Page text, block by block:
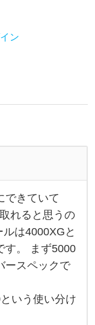
ン
できていて
れると思うの
は4000XGと
す。 まず5000
ースペックで
いう使い分け